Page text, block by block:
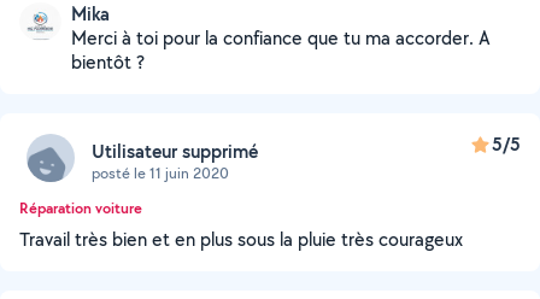
Mika
Merci à toi pour la confiance que tu ma accorder. A
bientôt ?
Utilisateur supprimé
posté le 11 juin 2020
5/5
Réparation voiture
Travail très bien et en plus sous la pluie très courageux